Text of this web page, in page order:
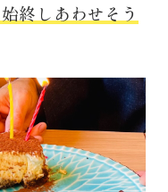
終しあわせそう